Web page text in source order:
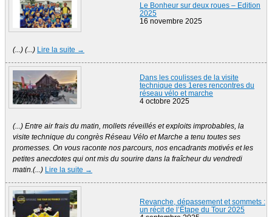
Le Bonheur sur deux roues – Edition
2025
16 novembre 2025
(...) (...) Lire la suite →
Dans les coulisses de la visite
technique des 1eres rencontres du
réseau vélo et marche
4 octobre 2025
(...) Entre air frais du matin, mollets réveillés et exploits improbables, la
visite technique du congrès Réseau Vélo et Marche a tenu toutes ses
promesses. On vous raconte nos parcours, nos encadrants motivés et les
petites anecdotes qui ont mis du sourire dans la fraîcheur du vendredi
matin.(...) Lire la suite →
Revanche, dépassement et sommets :
un récit de l’Étape du Tour 2025